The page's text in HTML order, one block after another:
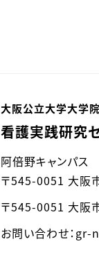
大阪公立大学大学
看護実践研究
阿倍野キャンパス
〒545-0051 大阪
〒545-0051 大阪
お問い合わせ：